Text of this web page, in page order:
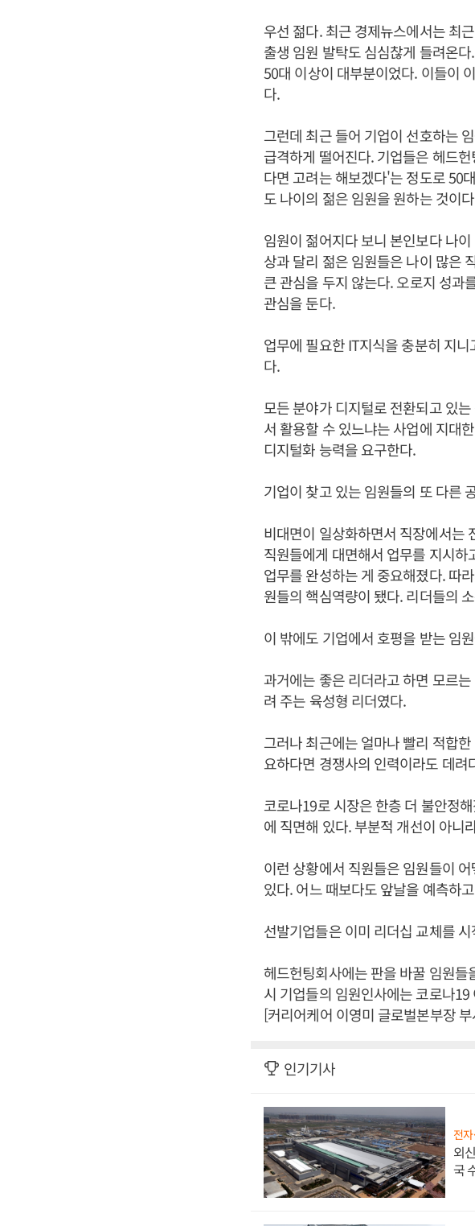
우선 젊다. 최근 경제뉴스에서는 최
출생 임원 발탁도 심심찮게 들려온
50대 이상이 대부분이었다. 이들이
다.
그런데 최근 들어 기업이 선호하는
급격하게 떨어진다. 기업들은 헤드
다면 고려는 해보겠다'는 정도로 50
도 나이의 젊은 임원을 원하는 것이
임원이 젊어지다 보니 본인보다 나
상과 달리 젊은 임원들은 나이 많은
큰 관심을 두지 않는다. 오로지 성과
관심을 둔다.
업무에 필요한 IT지식을 충분히 지
다.
모든 분야가 디지털로 전환되고 있
서 활용할 수 있느냐는 사업에 지대
디지털화 능력을 요구한다.
기업이 찾고 있는 임원들의 또 다른
비대면이 일상화하면서 직장에서는
직원들에게 대면해서 업무를 지시
업무를 완성하는 게 중요해졌다. 따
원들의 핵심역량이 됐다. 리더들의
이 밖에도 기업에서 호평을 받는 임
과거에는 좋은 리더라고 하면 모르
려 주는 육성형 리더였다.
그러나 최근에는 얼마나 빨리 적합
요하다면 경쟁사의 인력이라도 데
코로나19로 시장은 한층 더 불안정
에 직면해 있다. 부분적 개선이 아니
이런 상황에서 직원들은 임원들이
있다. 어느 때보다도 앞날을 예측하
선발기업들은 이미 리더십 교체를
헤드헌팅회사에는 판을 바꿀 임원
시 기업들의 임원인사에는 코로나
[커리어케어 이영미 글로벌본부장
인기기사
전
외
국